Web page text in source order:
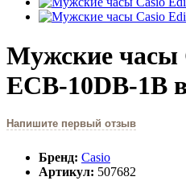
Мужские часы
ECB-10DB-1B
Напишите первый отзыв
Бренд: Casio
Артикул: 507682